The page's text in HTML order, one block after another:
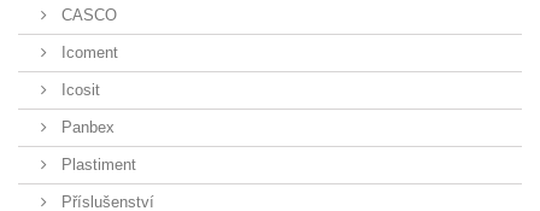
CASCO
Icoment
Icosit
Panbex
Plastiment
Příslušenství